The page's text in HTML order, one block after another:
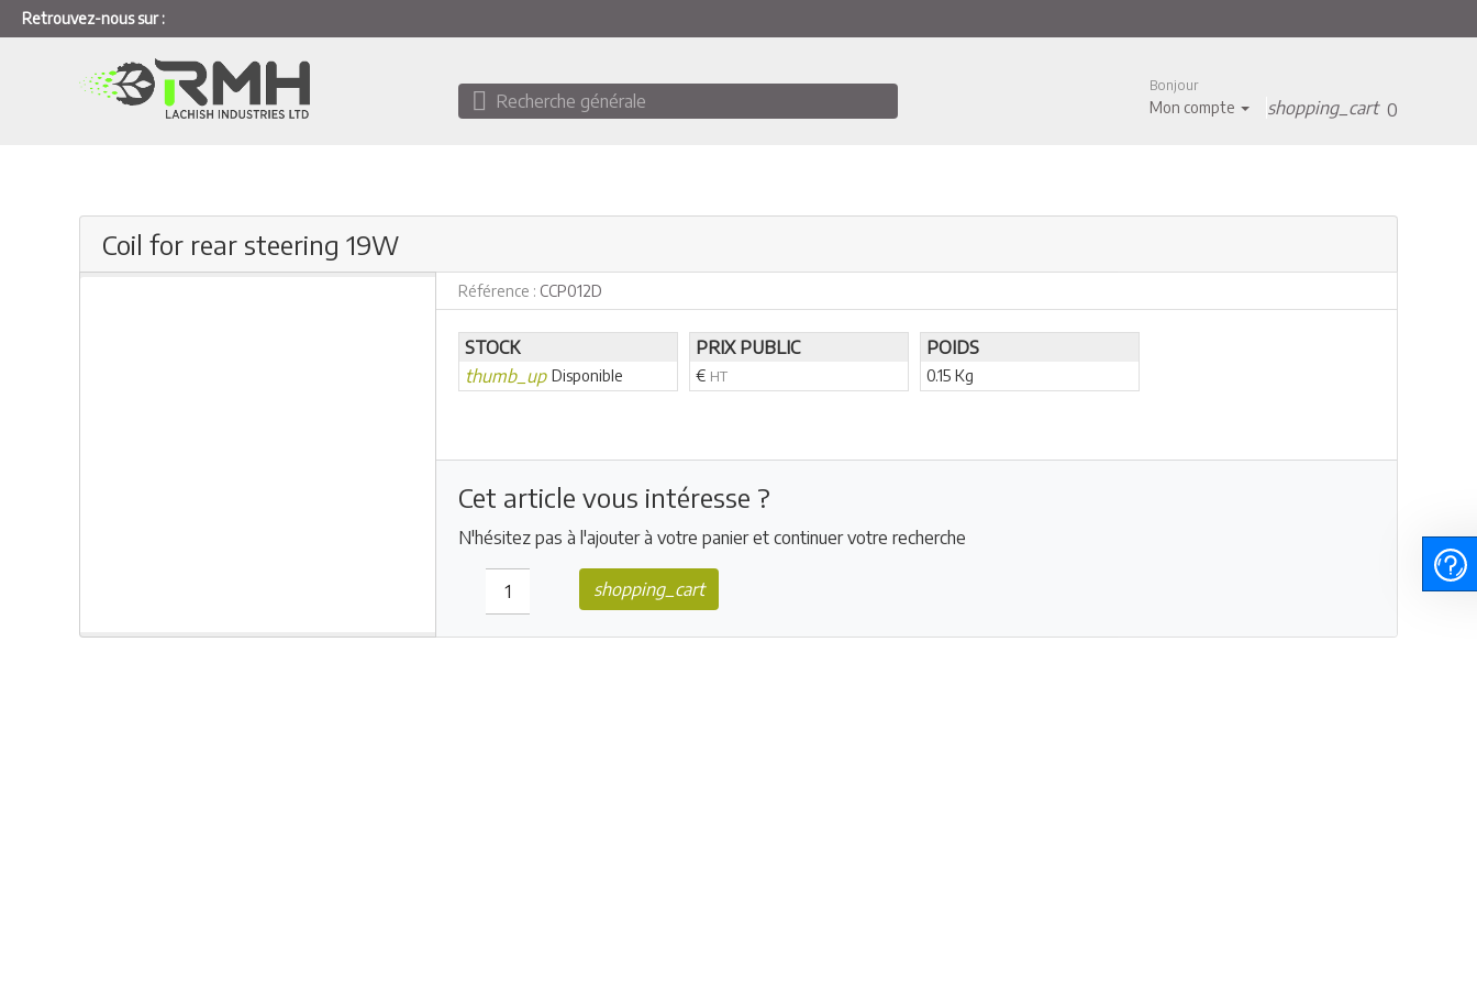
Retrouvez-nous sur :
Recherche générale
Bonjour
Mon compte shopping_cart 0
Coil for rear steering 19W
Référence : CCP012D
STOCK
thumb_up Disponible
PRIX PUBLIC
€ HT
POIDS
0.15 Kg
Cet article vous intéresse ?
N'hésitez pas à l'ajouter à votre panier et continuer votre recherche
shopping_cart